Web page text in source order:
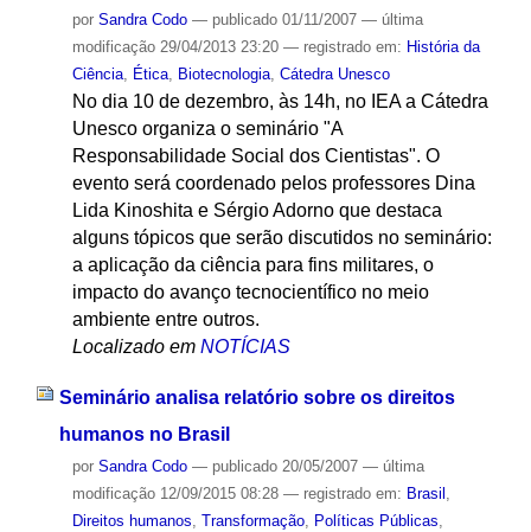
por Sandra Codo — publicado01/11/2007 — última
modificação29/04/2013 23:20 — registrado em: História da
Ciência, Ética, Biotecnologia, Cátedra Unesco
No dia 10 de dezembro, às 14h, no IEA a Cátedra
Unesco organiza o seminário "A
Responsabilidade Social dos Cientistas". O
evento será coordenado pelos professores Dina
Lida Kinoshita e Sérgio Adorno que destaca
alguns tópicos que serão discutidos no seminário:
a aplicação da ciência para fins militares, o
impacto do avanço tecnocientífico no meio
ambiente entre outros.
Localizado em NOTÍCIAS
Seminário analisa relatório sobre os direitos
humanos no Brasil
por Sandra Codo — publicado20/05/2007 — última
modificação12/09/2015 08:28 — registrado em: Brasil ,
Direitos humanos, Transformação, Políticas Públicas,